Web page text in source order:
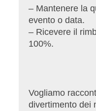
– Mantenere la
evento o data.
– Ricevere il
100%.
Vogliamo
divertimento dei